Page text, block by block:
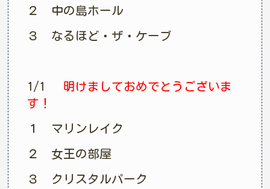
２ 中の島ホール
３ なるほど・ザ・ケーブ
1/1 明けましておめでとうございま
す！
１ マリンレイク
２ 女王の部屋
３ クリスタルパーク